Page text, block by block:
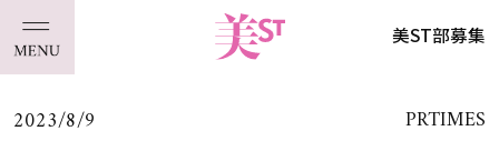
美ST部募集
2023/8/9 PRTIMES